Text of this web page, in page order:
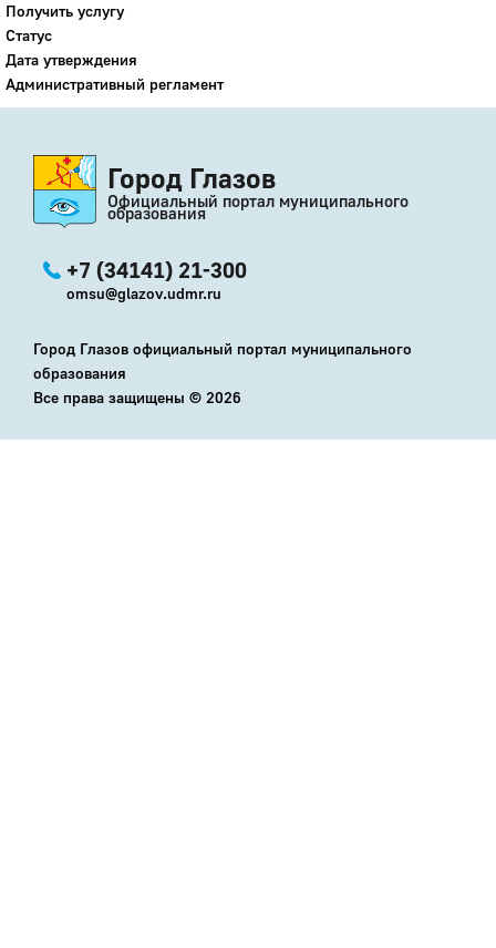
Получить услугу
Статус
Дата утверждения
Административный регламент
Город Глазов
Официальный портал муниципального
образования
+7 (34141) 21-300
omsu@glazov.udmr.ru
Город Глазов официальный портал муниципального
образования
Все права защищены © 2026